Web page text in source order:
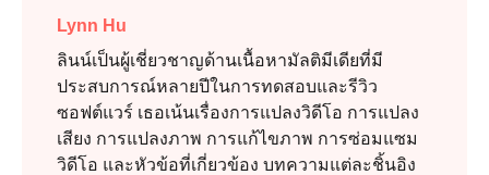
Lynn Hu
ลินน์เป็นผู้เชี่ยวชาญด้านเนื้อหามัลติมีเดียที่มี
ประสบการณ์หลายปีในการทดสอบและรีวิว
ซอฟต์แวร์ เธอเน้นเรื่องการแปลงวิดีโอ การแปลง
เสียง การแปลงภาพ การแก้ไขภาพ การซ่อมแซม
วิดีโอ และหัวข้อที่เกี่ยวข้อง บทความแต่ละชิ้นอิง